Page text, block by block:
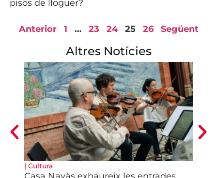
pisos de lloguer?
Anterior 1 … 23 24 25 26 Següent
Altres Notícies
| Cultura